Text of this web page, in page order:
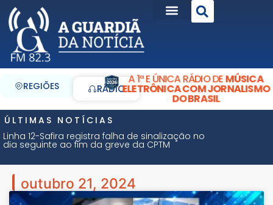
REGIÕES RÁDIO
A 1ª E ÚNICA RÁDIO DEMÚSICA
ELETRÔNICA COM JORNALISMO
DO BRASIL
ÚLTIMAS NOTÍCIAS
Linha 12-Safira registra falha de sinalização no
dia seguinte ao fim da greve da CPTM
outubro 21, 2024